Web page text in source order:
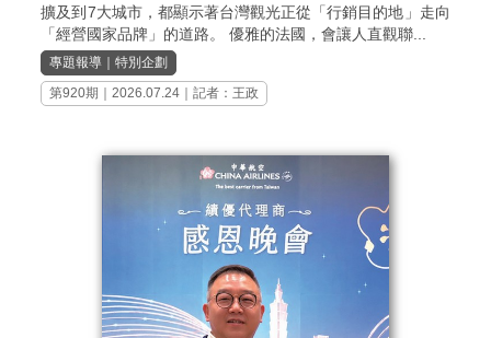
擴及到7大城市，都顯示著台灣觀光正從「行銷目的地」走向
「經營國家品牌」的道路。 優雅的法國，會讓人直觀聯...
專題報導 ｜特別企劃
第920期 ｜2026.07.24｜記者：王政